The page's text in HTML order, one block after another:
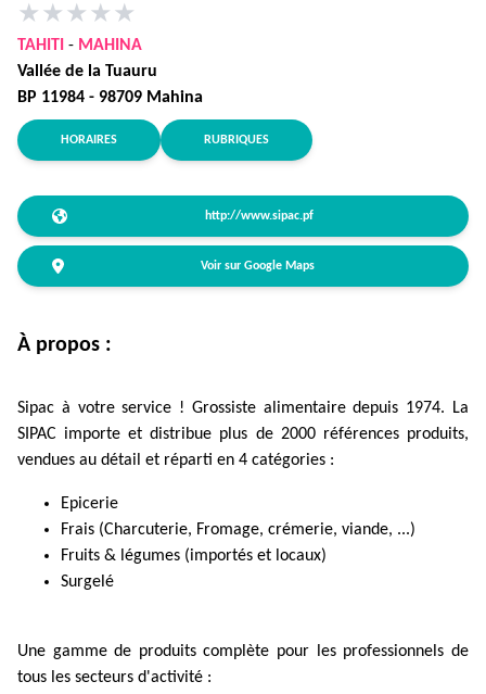
★ ★ ★ ★ ★
TAHITI - MAHINA
Vallée de la Tuauru
BP 11984 - 98709 Mahina
HORAIRES RUBRIQUES
http://www.sipac.pf
Voir sur Google Maps
À propos :
Sipac à votre service ! Grossiste alimentaire depuis 1974. La
SIPAC importe et distribue plus de 2000 références produits,
vendues au détail et réparti en 4 catégories :
Epicerie
Frais (Charcuterie, Fromage, crémerie, viande, ...)
Fruits & légumes (importés et locaux)
Surgelé
Une gamme de produits complète pour les professionnels de
tous les secteurs d'activité :